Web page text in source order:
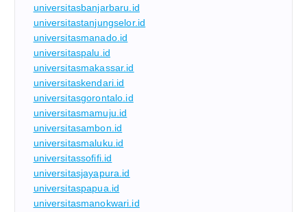
universitasbanjarbaru.id
universitastanjungselor.id
universitasmanado.id
universitaspalu.id
universitasmakassar.id
universitaskendari.id
universitasgorontalo.id
universitasmamuju.id
universitasambon.id
universitasmaluku.id
universitassofifi.id
universitasjayapura.id
universitaspapua.id
universitasmanokwari.id